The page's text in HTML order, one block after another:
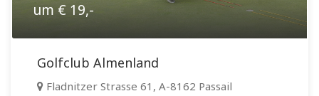
um € 19,-
Golfclub Almenland
Fladnitzer Strasse 61, A-8162 Passail